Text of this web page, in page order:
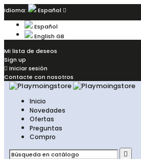
Idioma: Español 
Español
English GB
Mi lista de deseos
Sign up
 Iniciar sesión
Contacte con nosotros
Inicio
Novedades
Ofertas
Preguntas
Compro
